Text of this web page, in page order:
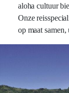
aloha cultuur
Onze
op maat